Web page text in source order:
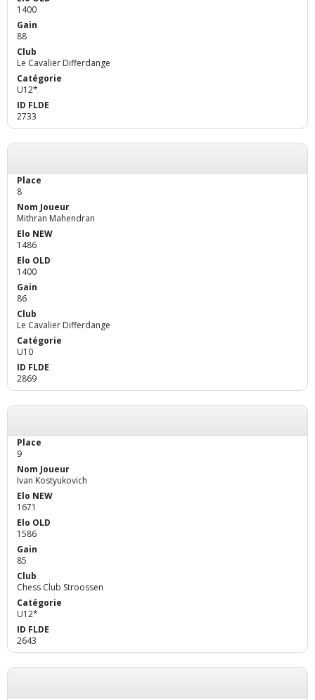
1400
88
Le Cavalier Differdange
U12*
2733
8
Mithran Mahendran
1486
1400
86
Le Cavalier Differdange
U10
2869
9
Ivan Kostyukovich
1671
1586
85
Chess Club Stroossen
U12*
2643